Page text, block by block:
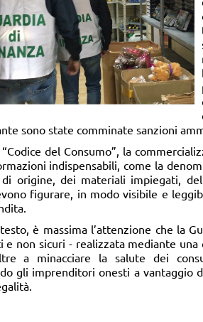
sono state comminate sanzioni
del Consumo”, la
indispensabili, come la
di origine, dei materiali impiegati,
figurare, in modo visibile e
è massima l’attenzione che la
e non sicuri - realizzata mediante
a minacciare la salute dei
gli imprenditori onesti a